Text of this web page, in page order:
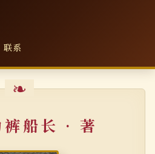
联系
船长 · 著